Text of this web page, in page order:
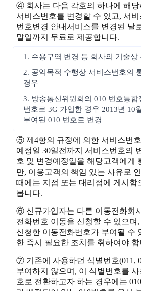
④ 회사는 다음 각호의 하나에 해당
서비스번호를 변경할 수 있고, 서비
번호변경 안내서비스를 변경된 날
말일까지 무료로 제공합니다.
1. 수용구역 변경 등 회사의 기술상
2. 공익목적 수행상 서비스번호의
경우
3. 방송통신위원회의 010 번호통합
번호로 3G 가입한 경우 2013년 10
부여된 010 번호로 변경
⑤ 제4항의 규정에 의한 서비스번
예정일 30일전까지 서비스번호의
호 및 변경예정일을 해당고객에게
만, 이용고객의 책임 있는 사유로
때에는 지점 또는 대리점에 게시함
봅니다.
⑥ 신규가입자는 다른 이동전화회
전화번호 이동을 신청할 수 있으며
신청한 이동전화번호가 부여될 수
한 즉시 필요한 조치를 취하여야 합
⑦ 기존에 사용하던 식별번호(011,
부여하지 않으며, 이 식별번호를
호로 전환하고자 하는 경우에는